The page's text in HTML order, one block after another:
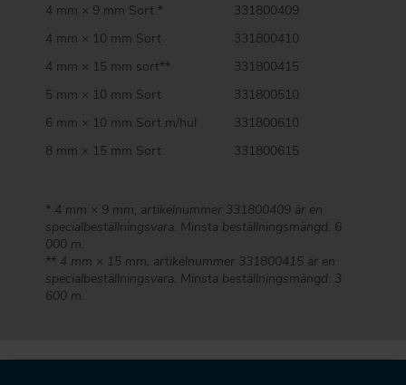
4 mm × 9 mm Sort *
331800409
4 mm × 10 mm Sort
331800410
4 mm × 15 mm sort**
331800415
5 mm × 10 mm Sort
331800510
6 mm × 10 mm Sort m/hul
331800610
8 mm × 15 mm Sort
331800615
* 4 mm × 9 mm, artikelnummer 331800409 är en
specialbeställningsvara. Minsta beställningsmängd: 6
000 m.
** 4 mm × 15 mm, artikelnummer 331800415 är en
specialbeställningsvara. Minsta beställningsmängd: 3
600 m.